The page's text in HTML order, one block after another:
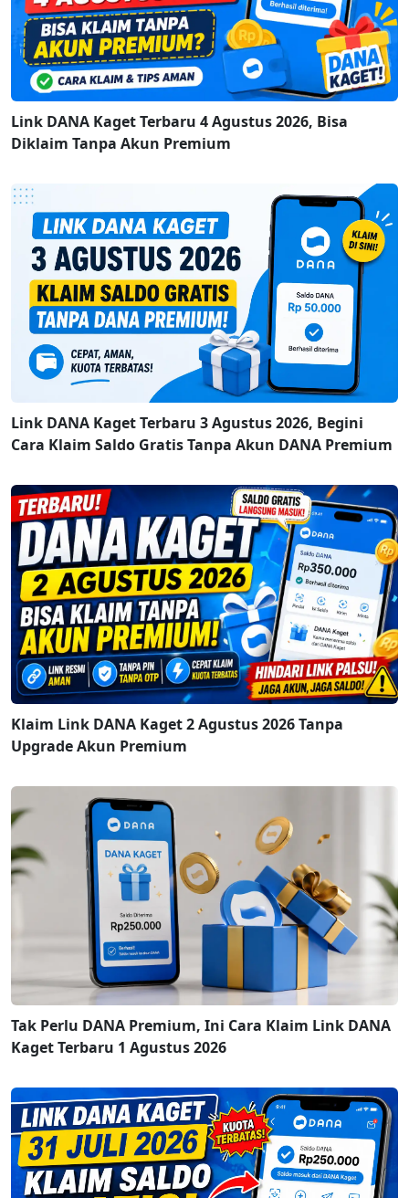
Link DANA Kaget Terbaru 4 Agustus 2026, Bisa
Diklaim Tanpa Akun Premium
Link DANA Kaget Terbaru 3 Agustus 2026, Begini
Cara Klaim Saldo Gratis Tanpa Akun DANA Premium
Klaim Link DANA Kaget 2 Agustus 2026 Tanpa
Upgrade Akun Premium
Tak Perlu DANA Premium, Ini Cara Klaim Link DANA
Kaget Terbaru 1 Agustus 2026